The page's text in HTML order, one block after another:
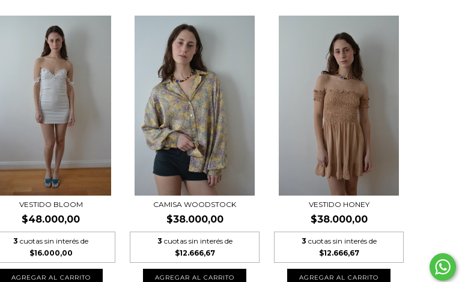
VESTIDO BLOOM
$48.000,00
3 cuotas sin interés de
$16.000,00
CAMISA WOODSTOCK
$38.000,00
3 cuotas sin interés de
$12.666,67
VESTIDO HONEY
$38.000,00
3 cuotas sin interés de
$12.666,67